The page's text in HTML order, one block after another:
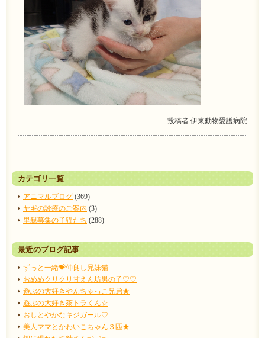
投稿者 伊東動物愛護病院
カテゴリ一覧
アニマルブログ (369)
ヤギの診療のご案内 (3)
里親募集の子猫たち (288)
最近のブログ記事
ずっと一緒💝仲良し兄妹猫
おめめクリクリ甘えん坊男の子♡♡
遊ぶの大好きやんちゃっこ兄弟★
遊ぶの大好き茶トラくん☆
おしとやかなキジガール♡
美人ママとかわいこちゃん３匹★